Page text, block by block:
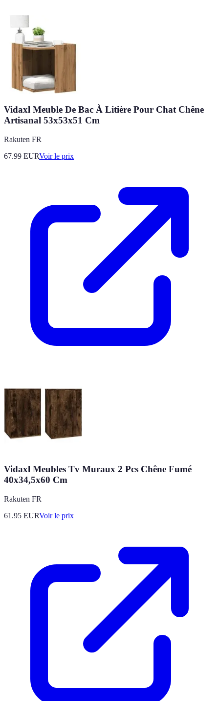
Vidaxl Meuble De Bac À Litière Pour Chat Chêne
Artisanal 53x53x51 Cm
Rakuten FR
67.99 EURVoir le prix
Vidaxl Meubles Tv Muraux 2 Pcs Chêne Fumé
40x34,5x60 Cm
Rakuten FR
61.95 EURVoir le prix